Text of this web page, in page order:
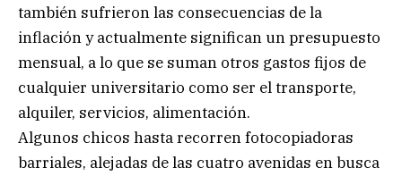
también sufrieron las consecuencias de la
inflación y actualmente significan un presupuesto
mensual, a lo que se suman otros gastos fijos de
cualquier universitario como ser el transporte,
alquiler, servicios, alimentación.
Algunos chicos hasta recorren fotocopiadoras
barriales, alejadas de las cuatro avenidas en busca